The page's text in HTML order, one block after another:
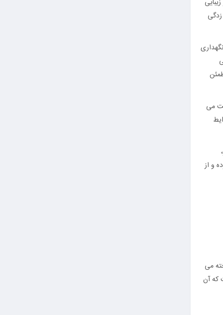
می‌
و از
می‌
کلی این مهره معادل 27 میلی‌متر است که آن